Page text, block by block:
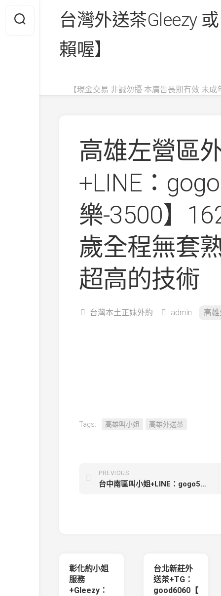
content
台灣外送茶Gleezy
賴喔】
【現金交易 非誠勿擾 本廣告長期有效 未成
高雄左營區
+LINE：
樂-3500】
歲全程無套
超高的技術
台灣本土正妹外約 admin 高
Tags: 高雄叫小姐 高雄外送茶
PREVIOUS
台中南區叫小姐+LINE：gogo589【信兒-6000】167cm 48kg D奶 25歲很健談！很好聊很像自己的女友也主動
彰化約小姐
服務
+Gleezy：
台北新莊外
送茶+TG：
good6060【